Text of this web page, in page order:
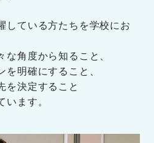
している方たちを学校にお
角度から知ること、
明確にすること、
を決定すること
います。